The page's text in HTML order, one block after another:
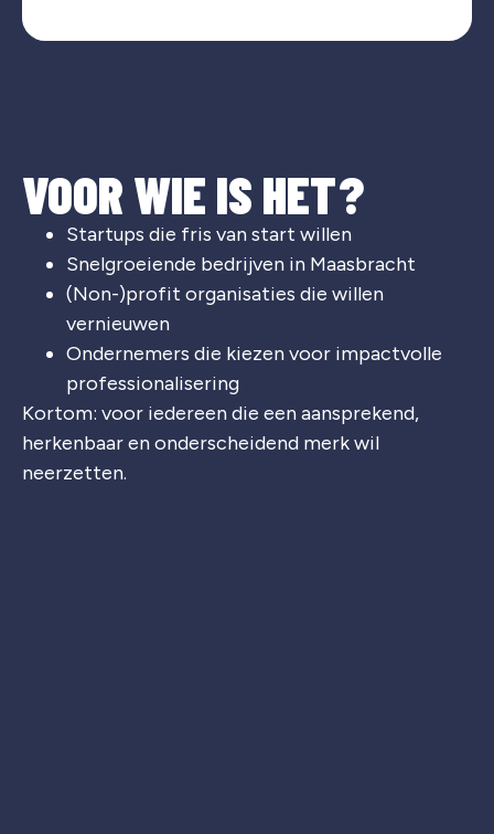
VOOR WIE IS HET?
Startups die fris van start willen
Snelgroeiende bedrijven in Maasbracht
(Non-)profit organisaties die willen
vernieuwen
Ondernemers die kiezen voor impactvolle
professionalisering
Kortom: voor iedereen die een aansprekend,
herkenbaar en onderscheidend merk wil
neerzetten.